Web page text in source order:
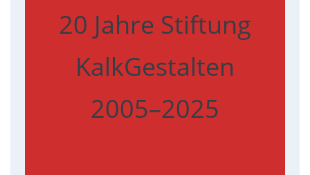
20 Jahre Stiftung
KalkGestalten
2005–2025